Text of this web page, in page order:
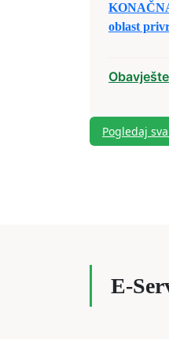
oblast
Pogledaj
E-